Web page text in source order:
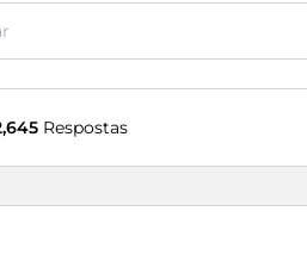
Respostas